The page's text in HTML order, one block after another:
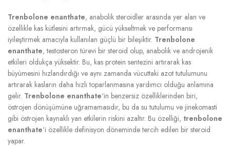
Trenbolone enanthate, anabolik steroidler arasında yer alan ve
özellikle kas kütlesini artırmak, gücü yükseltmek ve performansı
iyileştirmek amacıyla kullanılan güçlü bir bileşiktir. Trenbolone
enanthate, testosteron türevi bir steroid olup, anabolik ve androjenik
etkileri oldukça yüksektir. Bu, kas protein sentezini artırarak kas
büyümesini hızlandırdığı ve aynı zamanda vücuttaki azot tutulumunu
artırarak kasların daha hızlı toparlanmasına yardımcı olduğu anlamına
gelir. Trenbolone enanthate‘in benzersiz özelliklerinden biri,
östrojen dönüşümüne uğramamasıdır, bu da su tutulumu ve jinekomasti
gibi östrojen kaynaklı yan etkilerin riskini azaltır. Bu özelliği, trenbolone
enanthate‘i özellikle definisyon döneminde tercih edilen bir steroid
yapar.